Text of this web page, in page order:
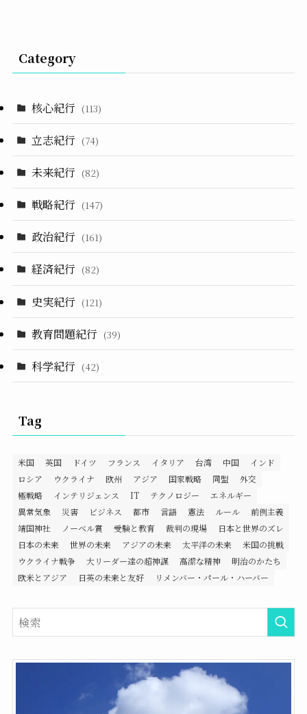
Category
核心紀行 (113)
立志紀行 (74)
未来紀行 (82)
戦略紀行 (147)
政治紀行 (161)
経済紀行 (82)
史実紀行 (121)
教育問題紀行 (39)
科学紀行 (42)
Tag
米国 英国 ドイツ フランス イタリア 台湾 中国
インド
ロシア
ウクライナ 欧州 アジア 国家戦略 同盟
外交
極戦略
インテリジェンス IT テクノロジー
エネルギー
異常気象
災害 ビジネス 都市 言語 憲法 ルール
前例主義
靖国神社
ノーベル賞 受験と教育 裁判の現場
日本と世界のズレ
日本の未来
世界の未来 アジアの未来 太平洋の未来
米国の挑戦
ウクライナ戦争
大リーダー達の超神謀 高潔な精神
明治のかたち
欧米とアジア
日英の未来と友好 リメンバー・パール・ハーバー